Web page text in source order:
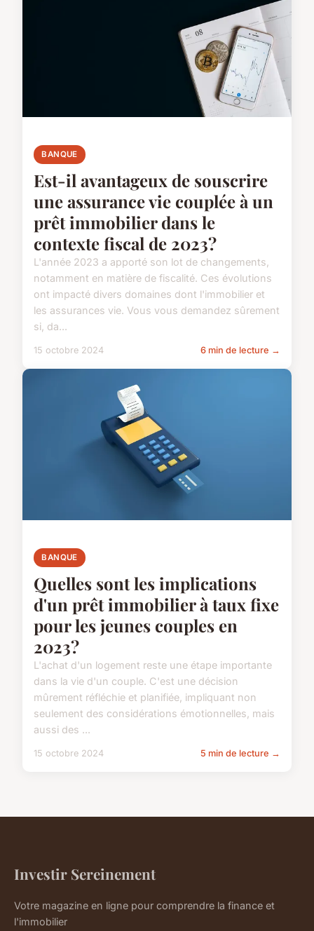
BANQUE
Est-il avantageux de souscrire
une assurance vie couplée à un
prêt immobilier dans le
contexte fiscal de 2023?
L'année 2023 a apporté son lot de changements,
notamment en matière de fiscalité. Ces évolutions
ont impacté divers domaines dont l'immobilier et
les assurances vie. Vous vous demandez sûrement
si, da...
15 octobre 2024 6 min de lecture →
BANQUE
Quelles sont les implications
d'un prêt immobilier à taux fixe
pour les jeunes couples en
2023?
L'achat d'un logement reste une étape importante
dans la vie d'un couple. C'est une décision
mûrement réfléchie et planifiée, impliquant non
seulement des considérations émotionnelles, mais
aussi des ...
15 octobre 2024 5 min de lecture →
Investir Sereinement
Votre magazine en ligne pour comprendre la finance et
l'immobilier